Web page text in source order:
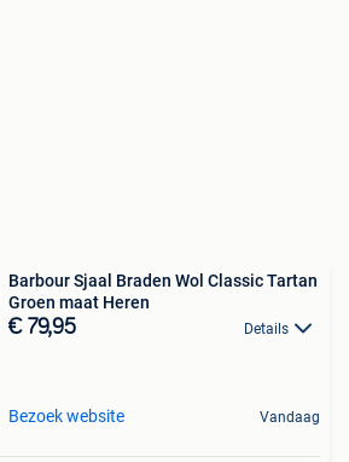
Barbour Sjaal Braden Wol Classic Tartan
Groen maat Heren
€ 79,95 Details
Bezoek website Vandaag